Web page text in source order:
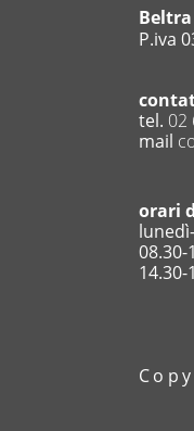
Beltra
P.iva
tel. 02
mail
orari
08.30-
14.30-